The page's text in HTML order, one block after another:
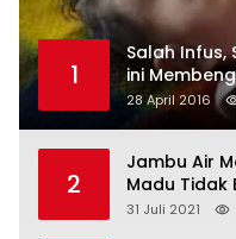
1
Salah Infus,
ini
28 April 2016
2
Jambu Air
Madu Tidak
31 Juli 2021